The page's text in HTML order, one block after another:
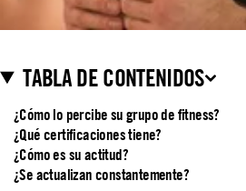
TABLA DE CONTENIDOS
¿Cómo lo percibe su grupo de fitness?
¿Qué certificaciones tiene?
¿Cómo es su actitud?
¿Se actualizan constantemente?